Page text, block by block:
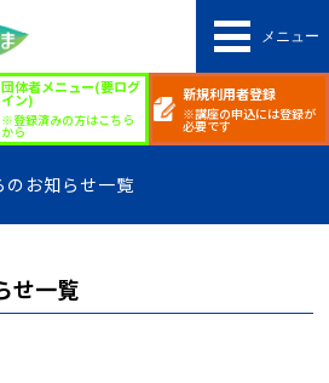
団体者メニュー(要ログ
イン)
※登録済みの方はこちら
から
新規利用者登録
※講座の申込には登録が
必要です
メニュー
のお知らせ一覧
せ一覧